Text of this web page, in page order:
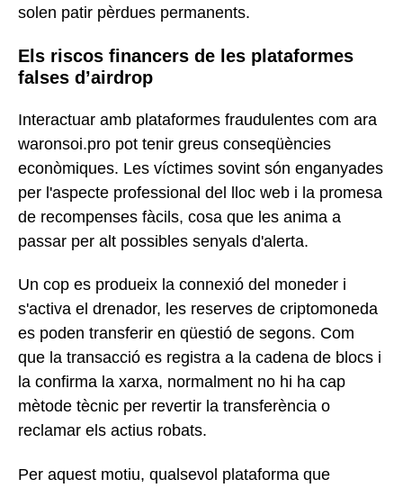
solen patir pèrdues permanents.
Els riscos financers de les plataformes
falses d’airdrop
Interactuar amb plataformes fraudulentes com ara
waronsoi.pro pot tenir greus conseqüències
econòmiques. Les víctimes sovint són enganyades
per l'aspecte professional del lloc web i la promesa
de recompenses fàcils, cosa que les anima a
passar per alt possibles senyals d'alerta.
Un cop es produeix la connexió del moneder i
s'activa el drenador, les reserves de criptomoneda
es poden transferir en qüestió de segons. Com
que la transacció es registra a la cadena de blocs i
la confirma la xarxa, normalment no hi ha cap
mètode tècnic per revertir la transferència o
reclamar els actius robats.
Per aquest motiu, qualsevol plataforma que